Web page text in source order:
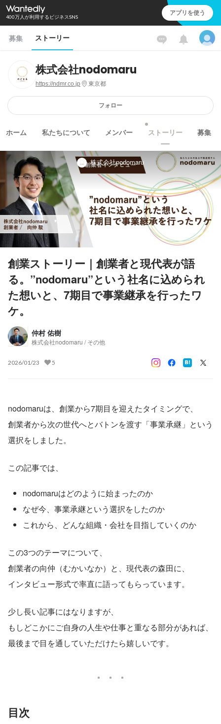
400万人が利用するビジネスSNS アプリを使う
募集 ストーリー
株式会社nodomaru
https://ndmr.co.jp 東京都
フォロー
ホーム 私たちについて メンバー ストーリー 募集
株式会社nodomaru
創業ストーリー｜創業者と現代表が語
る。”nodomaru”という社名に込められ
た想いと、7期目で事業継承を行ったワ
ケ。
仲村 佑樹
株式会社nodomaru / その他
2026/01/23 5
nodomaruは、創業から7期目を迎えたタイミングで、
創業者から次の世代へとバトンを渡す「事業承継」という
選択をしました。
この記事では、
nodomaruはどのように始まったのか
なぜ今、事業承継という選択をしたのか
これから、どんな組織・会社を目指していくのか
この3つのテーマについて、
創業者の向仲（むかいなか）と、現代表の森田に、
インタビュー形式で率直に語ってもらっています。
少し長い記事にはなりますが、
もしどこかにご自身の人生や仕事と重なる部分があれば、
最後まで目を通していただけたら嬉しいです。
目次